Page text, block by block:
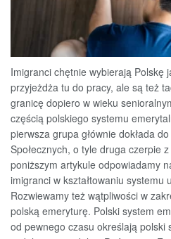
Imigranci chętnie wybierają Polskę
przyjeżdża tu do pracy, ale są też
granicę dopiero w wieku
częścią polskiego systemu
pierwsza grupa głównie dokłada
Społecznych, o tyle druga czerpie
poniższym artykule odpowiadamy
imigranci w kształtowaniu systemu
Rozwiewamy też wątpliwości w
polską emeryturę. Polski system
od pewnego czasu określają polski